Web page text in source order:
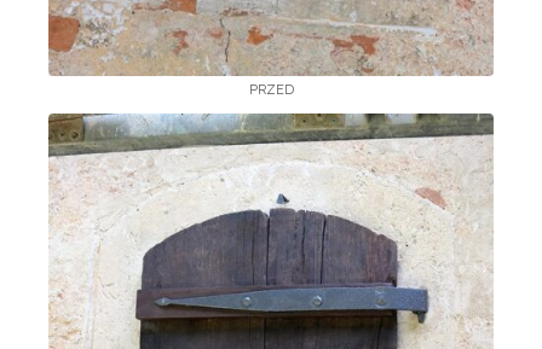
PRZED